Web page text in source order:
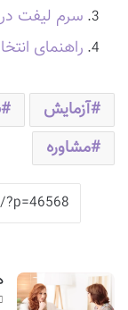
سرم لیفت
راهنمای
آزمایش
مشاوره